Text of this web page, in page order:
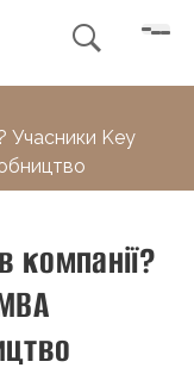

Учасники Key